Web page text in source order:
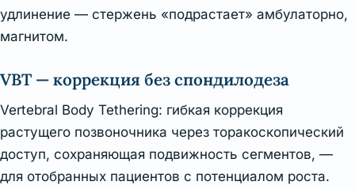
удлинение — стержень «подрастает» амбулаторно,
магнитом.
VBT — коррекция без спондилодеза
Vertebral Body Tethering: гибкая коррекция
растущего позвоночника через торакоскопический
доступ, сохраняющая подвижность сегментов, —
для отобранных пациентов с потенциалом роста.